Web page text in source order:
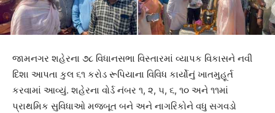
જામનગર શહેરના ૭૮ વિધાનસભા વિસ્તારમાં વ્યાપક વિકાસને નવી
દિશા આપતા કુલ ૬૧ કરોડ રૂપિયાના વિવિધ કાર્યોનું ખાતમુહૂર્ત
કરવામાં આવ્યું. શહેરના વોર્ડ નંબર ૧, ૨, ૫, ૬, ૧૦ અને ૧૧માં
પ્રાથમિક સુવિધાઓ મજબૂત બને અને નાગરિકોને વધુ સગવડો